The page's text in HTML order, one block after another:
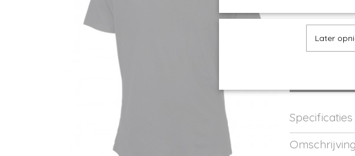
Specificaties
Productcode
Productcode
Omschrijving
Later